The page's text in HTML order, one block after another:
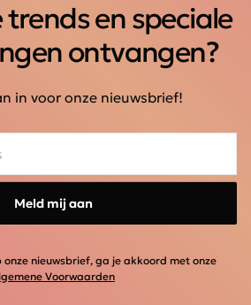
en speciale
ontvangen?
in voor onze nieuwsbrief!
Meld mij aan
onze nieuwsbrief, ga je akkoord met onze
Voorwaarden